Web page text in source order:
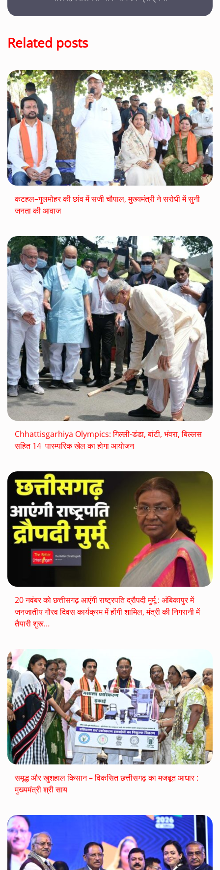
Related posts
कटहल–गुलमोहर की छांव में सजी चौपाल, मुख्यमंत्री ने सरोधी में सुनी
जनता की आवाज
Chhattisgarhiya Olympics: गिल्ली-डंडा, बांटी, भंवरा, बिल्लस
सहित 14 पारम्परिक खेल का होगा आयोजन
20 नवंबर को छत्तीसगढ़ आएंगी राष्ट्रपति द्रौपदी मुर्मू : अंबिकापुर में
जनजातीय गौरव दिवस कार्यक्रम में होंगी शामिल, मंत्री की निगरानी में
तैयारी शुरू…
समृद्ध और खुशहाल किसान – विकसित छत्तीसगढ़ का मजबूत आधार :
मुख्यमंत्री श्री साय